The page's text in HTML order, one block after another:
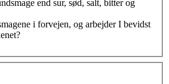
end sur, sød, salt, bitter og
i forvejen, og arbejder I bevidst